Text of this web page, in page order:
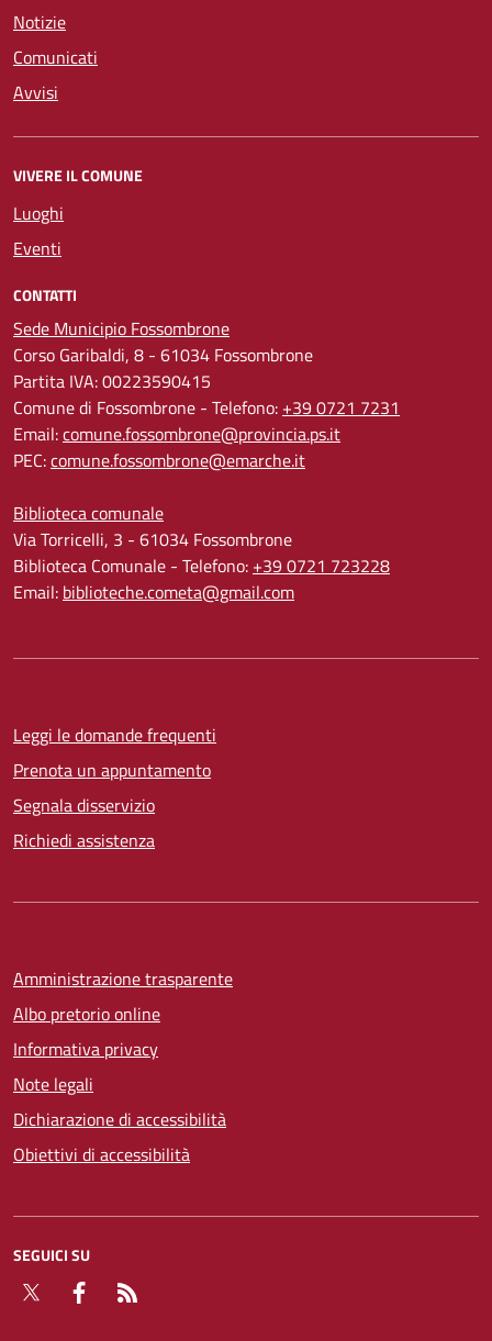
Notizie
Comunicati
Avvisi
VIVERE IL COMUNE
Luoghi
Eventi
CONTATTI
Sede Municipio Fossombrone
Corso Garibaldi, 8 - 61034 Fossombrone
Partita IVA: 00223590415
Comune di Fossombrone - Telefono: +39 0721 7231
Email:comune.fossombrone@provincia.ps.it
PEC:comune.fossombrone@emarche.it
Biblioteca comunale
Via Torricelli, 3 - 61034 Fossombrone
Biblioteca Comunale - Telefono: +39 0721 723228
Email: biblioteche.cometa@gmail.com
Leggi le domande frequenti
Prenota un appuntamento
Segnala disservizio
Richiedi assistenza
Amministrazione trasparente
Albo pretorio online
Informativa privacy
Note legali
Dichiarazione di accessibilità
Obiettivi di accessibilità
SEGUICI SU
Twitter Facebook